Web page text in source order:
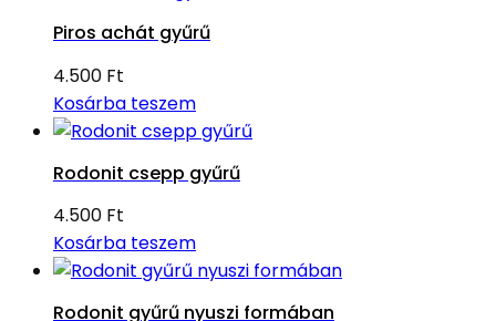
Piros achát gyűrű
4.500 Ft
Kosárba teszem
Rodonit csepp gyűrű
4.500 Ft
Kosárba teszem
Rodonit gyűrű nyuszi formában